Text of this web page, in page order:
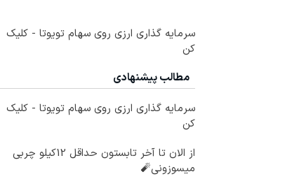
سرمایه گذاری ارزی روی سهام تویوتا - کلیک
کن
مطالب پیشنهادی
سرمایه گذاری ارزی روی سهام تویوتا - کلیک
کن
از الان تا آخر تابستون حداقل 12کیلو چربی
میسوزونی🧨